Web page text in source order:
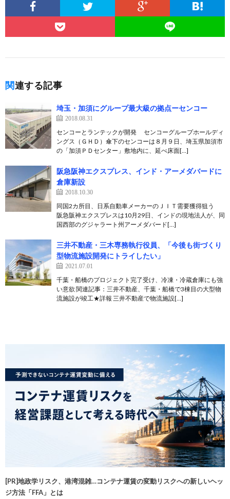
関連する記事
埼玉・加須にグループ最大級の拠点ーセンコー
2018.08.31
センコーとランテックが開発 センコーグループホールディ
ングス（ＧＨＤ）傘下のセンコーは８月９日、埼玉県加須市
の「加須ＰＤセンター」敷地内に、延べ床面[…]
阪急阪神エクスプレス、インド・アーメダバードに
倉庫新設
2018.10.30
同国2カ所目、日系自動車メーカーのＪＩＴ需要獲得狙う
阪急阪神エクスプレスは10月29日、インドの現地法人が、同
国西部のグジャラート州アーメダバード[…]
三井不動産・三木専務執行役員、「今後も街づくり
型物流施設開発にトライしたい」
2021.07.01
千葉・船橋のプロジェクト完了受け、冷凍・冷蔵倉庫にも強
い意欲 関連記事：三井不動産、千葉・船橋で3棟目の大型物
流施設が竣工★詳報 三井不動産で物流施設[…]
[PR]地政学リスク、港湾混雑…コンテナ運賃の変動リスクへの新しいヘッ
ジ方法「FFA」とは